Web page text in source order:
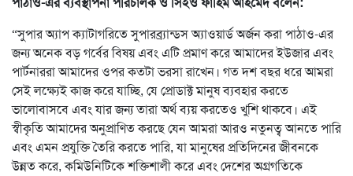
“সুপার অ্যাপ ক্যাটাগরিতে সুপারব্র্যান্ডস অ্যাওয়ার্ড অর্জন করা পাঠাও-এর
জন্য অনেক বড় গর্বের বিষয় এবং এটি প্রমাণ করে আমাদের ইউজার এবং
পার্টনাররা আমাদের ওপর কতটা ভরসা রাখেন। গত দশ বছর ধরে আমরা
সেই লক্ষ্যেই কাজ করে যাচ্ছি, যে প্রোডাক্ট মানুষ ব্যবহার করতে
ভালোবাসবে এবং যার জন্য তারা অর্থ ব্যয় করতেও খুশি থাকবে। এই
স্বীকৃতি আমাদের অনুপ্রাণিত করছে যেন আমরা আরও নতুনত্ব আনতে পারি
এবং এমন প্রযুক্তি তৈরি করতে পারি, যা মানুষের প্রতিদিনের জীবনকে
উন্নত করে, কমিউনিটিকে শক্তিশালী করে এবং দেশের অগ্রগতিকে